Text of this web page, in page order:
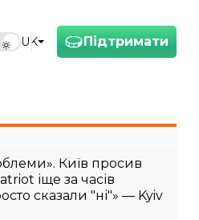
Підтримати
UK
Київ просив
іще за часів
сказали "ні"» — Kyiv